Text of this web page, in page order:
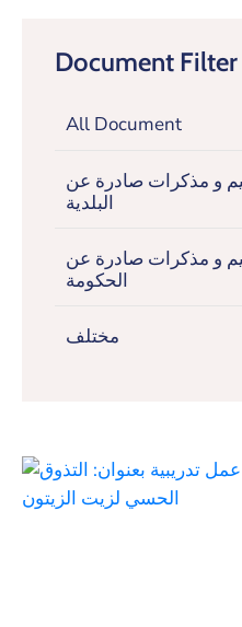
Document Filter
All Document
و مذكرات صادرة عن
البلدية
و مذكرات صادرة عن
الحكومة
مختلف